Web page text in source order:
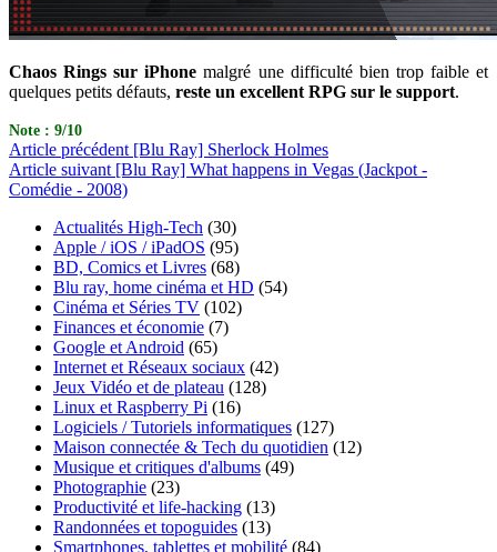
Chaos Rings sur iPhone malgré une difficulté bien trop faible et
quelques petits défauts, reste un excellent RPG sur le support.
Note : 9/10
Article précédent [Blu Ray] Sherlock Holmes
Article suivant [Blu Ray] What happens in Vegas (Jackpot -
Comédie - 2008)
Actualités High-Tech (30)
Apple / iOS / iPadOS (95)
BD, Comics et Livres (68)
Blu ray, home cinéma et HD (54)
Cinéma et Séries TV (102)
Finances et économie (7)
Google et Android (65)
Internet et Réseaux sociaux (42)
Jeux Vidéo et de plateau (128)
Linux et Raspberry Pi (16)
Logiciels / Tutoriels informatiques (127)
Maison connectée & Tech du quotidien (12)
Musique et critiques d'albums (49)
Photographie (23)
Productivité et life-hacking (13)
Randonnées et topoguides (13)
Smartphones, tablettes et mobilité (84)